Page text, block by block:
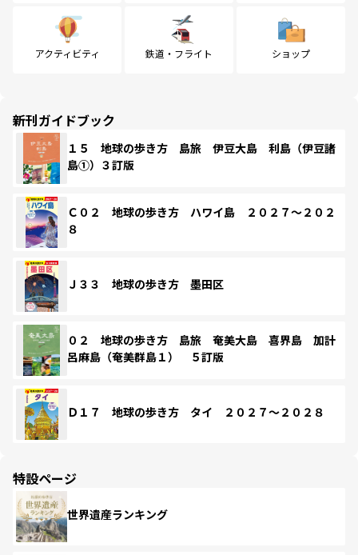
アクティビティ 鉄道・フライト ショップ
新刊ガイドブック
１５ 地球の歩き方 島旅 伊豆大島 利島（伊豆諸
島①）３訂版
Ｃ０２ 地球の歩き方 ハワイ島 ２０２７～２０２
８
Ｊ３３ 地球の歩き方 墨田区
０２ 地球の歩き方 島旅 奄美大島 喜界島 加計
呂麻島（奄美群島１） ５訂版
Ｄ１７ 地球の歩き方 タイ ２０２７～２０２８
特設ページ
世界遺産ランキング